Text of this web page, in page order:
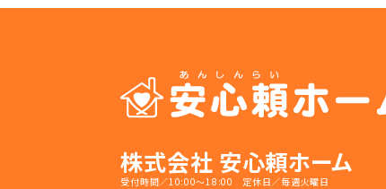
株式会社 安心頼ホーム
受付時間／10:00～18:00 定休日／毎週火曜日